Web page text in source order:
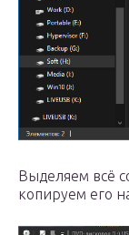
Выделяем всё
копируем его